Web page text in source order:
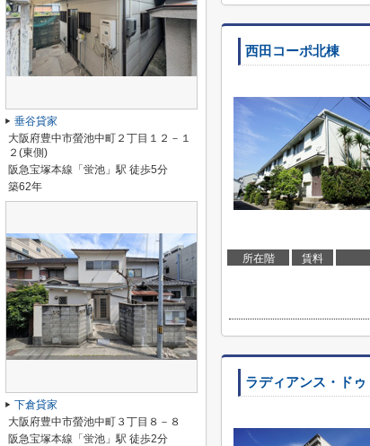
西田コーポ北棟
所在階 賃料
ラディアンス・ドゥ
垂谷貸家
大阪府豊中市螢池中町２丁目１２－１
２(東側)
阪急宝塚本線「蛍池」駅 徒歩5分
築62年
下倉貸家
大阪府豊中市螢池中町３丁目８－８
阪急宝塚本線「蛍池」駅 徒歩2分